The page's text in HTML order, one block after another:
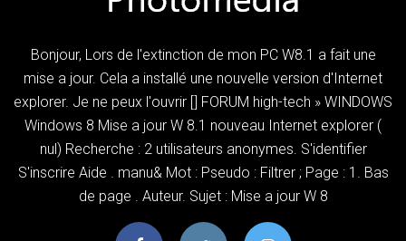
Bonjour, Lors de l'extinction de mon PC W8.1 a fait une
mise a jour. Cela a installé une nouvelle version d'Internet
explorer. Je ne peux l'ouvrir [] FORUM high-tech » WINDOWS
Windows 8 Mise a jour W 8.1 nouveau Internet explorer (
nul) Recherche : 2 utilisateurs anonymes. S'identifier
S'inscrire Aide . manu& Mot : Pseudo : Filtrer ; Page : 1. Bas
de page . Auteur. Sujet : Mise a jour W 8